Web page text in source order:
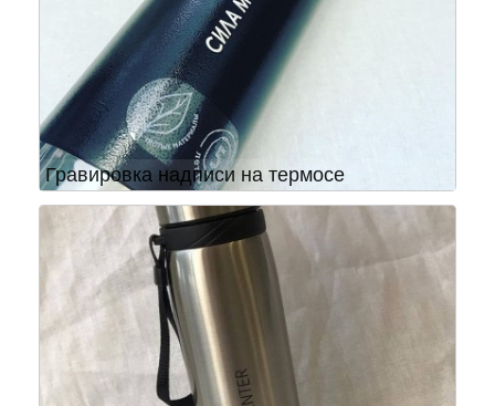
Гравировка надписи на термосе